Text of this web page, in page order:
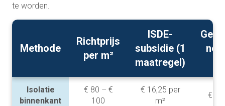
te worden.
Methode
Richtprijs
per m²
ISDE-
subsidie (1
maatregel)
Isolatie
binnenkant
€ 80 – €
100
€ 16,25 per
m²
€